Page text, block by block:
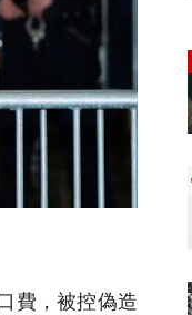
費，被控偽造